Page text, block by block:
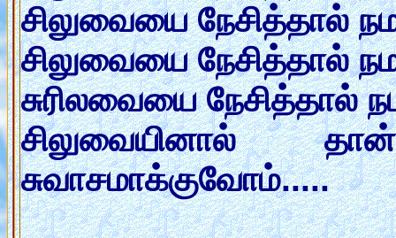
சிலுவையை நேசித்தால்
சிலுவையை நேசித்தால்
சுரிலவையை
சிலுவையினால்
சுவாசமாக்குவோம்.....